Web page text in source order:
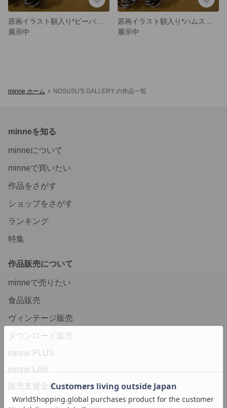
展示中
展示中
minne ホーム NOSUSU'S GALLERY の作品一覧
minneを知る
minneについて
minneで買いたい
作品をさがす
ショップをさがす
ランキング
特集
作品販売について
minneで売りたい
食品販売
ヴィンテージ販売
ダウンロード販売
minne PLUS
minne LAB
販売支援企画・イベント